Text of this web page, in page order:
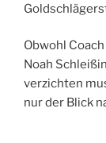
Obwohl
Noah
verzichten
nur der Blick